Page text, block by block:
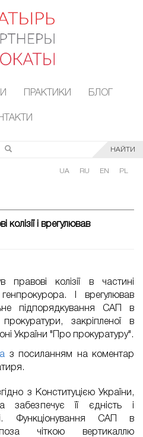
ПРАКТИКИ БЛОГ
НАЙТИ
UA RU EN PL
і врегулював
правові колізії в частині
генпрокурора. І врегулював
підпорядкування САП в
закріпленої в
України "Про прокуратуру".
з посиланням на коментар
з Конституцією України,
забезпечує її єдність і
Функціонування САП в
чіткою вертикаллю